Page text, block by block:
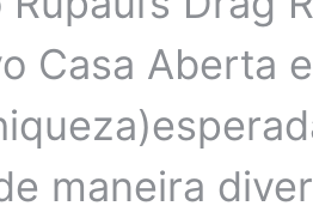
Casa Aberta
maneira